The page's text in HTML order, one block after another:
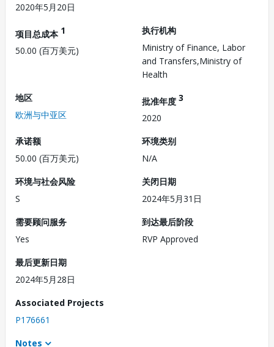
2020年5月20日
项目总成本 1
50.00 (百万美元)
执行机构
Ministry of Finance, Labor
and Transfers,Ministry of
Health
地区
欧洲与中亚区
批准年度 3
2020
承诺额
50.00 (百万美元)
环境类别
N/A
环境与社会风险
S
关闭日期
2024年5月31日
需要顾问服务
Yes
到达最后阶段
RVP Approved
最后更新日期
2024年5月28日
Associated Projects
P176661
Notes